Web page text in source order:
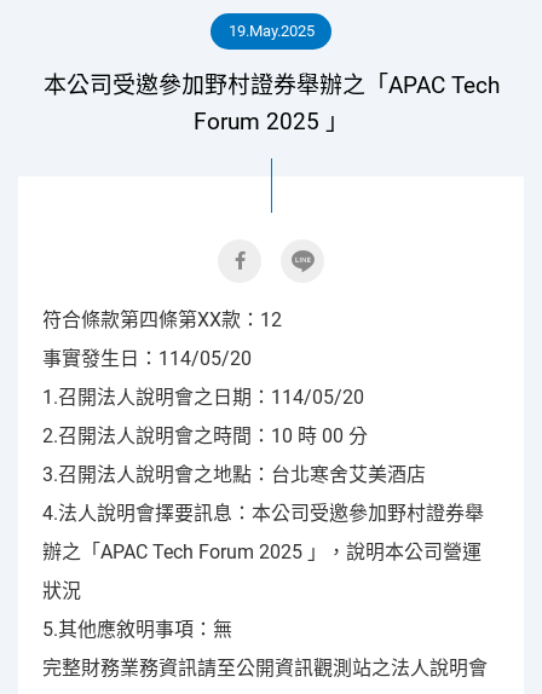
專
區
19.May.2025
本公司受邀參加野村證券舉辦之「APAC Tech
Forum 2025 」
符合條款第四條第XX款：12
事實發生日：114/05/20
1.召開法人說明會之日期：114/05/20
2.召開法人說明會之時間：10 時 00 分
3.召開法人說明會之地點：台北寒舍艾美酒店
4.法人說明會擇要訊息：本公司受邀參加野村證券舉
辦之「APAC Tech Forum 2025 」，說明本公司營運
狀況
5.其他應敘明事項：無
完整財務業務資訊請至公開資訊觀測站之法人說明會